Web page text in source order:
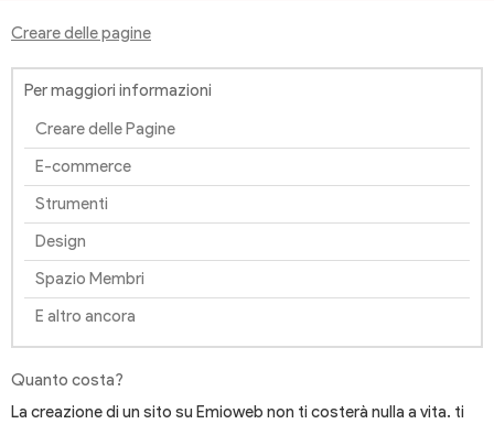
Creare delle pagine
Per maggiori informazioni
Creare delle Pagine
E-commerce
Strumenti
Design
Spazio Membri
E altro ancora
Quanto costa?
La creazione di un sito su Emioweb non ti costerà nulla a vita. ti